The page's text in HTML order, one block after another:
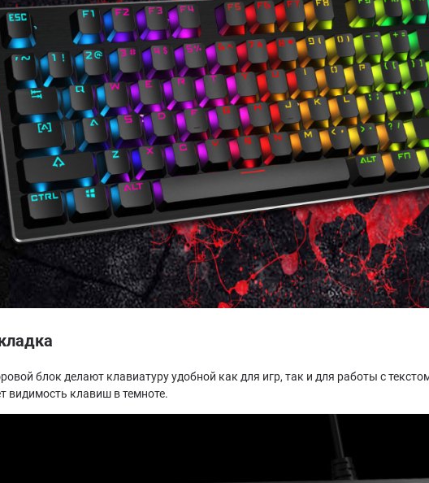
блок делают клавиатуру удобной как для игр, так и для работы с
видимость клавиш в темноте.